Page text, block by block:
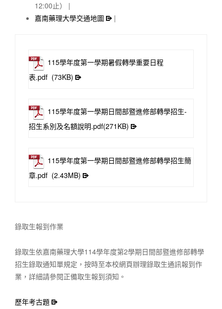
12:00止）
嘉南藥理大學交通地圖
115學年度第一學期暑假轉學重要日程
表.pdf (73KB)
115學年度第一學期日間部暨進修部轉學招生-
招生系別及名額說明.pdf(271KB)
115學年度第一學期日間部暨進修部轉學招生簡
章.pdf (2.43MB)
錄取生報到作業
錄取生依嘉南藥理大學114學年度第2學期日間部暨進修部轉學
招生錄取通知單規定，按時至本校網頁辦理錄取生通訊報到作
業，詳細請參閱正備取生報到須知。
歷年考古題